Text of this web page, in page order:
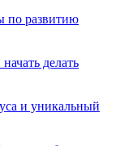
по развитию
делать
и уникальный